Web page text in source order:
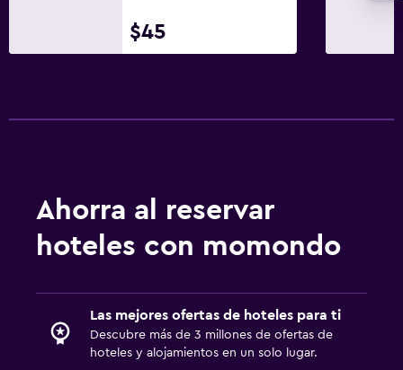
$45
Ahorra al reservar
hoteles con momondo
Las mejores ofertas de hoteles para ti
Descubre más de 3 millones de ofertas de
hoteles y alojamientos en un solo lugar.